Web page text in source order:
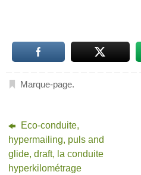
Marque-page.
Eco-conduite,
hypermailing, puls and
glide, draft, la conduite
hyperkilométrage